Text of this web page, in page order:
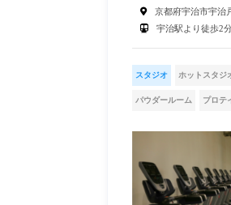
京都府宇治市宇治
宇治駅より徒歩2
スタジオ ホットスタジ
パウダールーム プロテ